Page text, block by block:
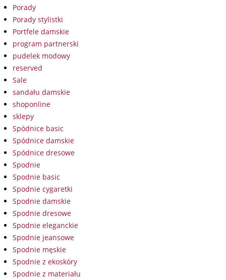
Porady
Porady stylistki
Portfele damskie
program partnerski
pudelek modowy
reserved
Sale
sandału damskie
shoponline
sklepy
Spódnice basic
Spódnice damskie
Spódnice dresowe
Spodnie
Spodnie basic
Spodnie cygaretki
Spodnie damskie
Spodnie dresowe
Spodnie eleganckie
Spodnie jeansowe
Spodnie męskie
Spodnie z ekoskóry
Spodnie z materiału